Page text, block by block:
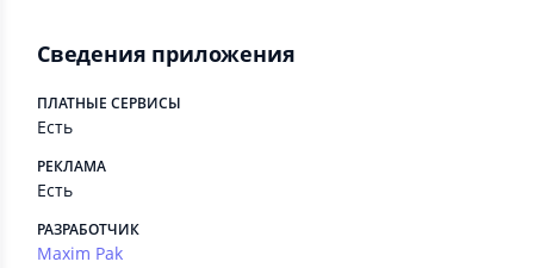
Сведения приложения
ПЛАТНЫЕ СЕРВИСЫ
Есть
РЕКЛАМА
Есть
РАЗРАБОТЧИК
Maxim Pak